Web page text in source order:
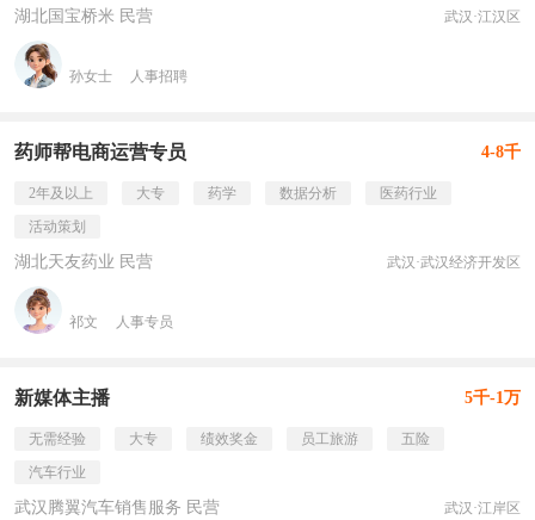
湖北国宝桥米 民营 武汉·江汉区
孙女士 人事招聘
药师帮电商运营专员 4-8千
2年及以上 大专 药学 数据分析
医药行业
活动策划
湖北天友药业 民营 武汉·武汉经济开发区
祁文 人事专员
新媒体主播 5千-1万
无需经验 大专 绩效奖金 员工旅游
五险
汽车行业
武汉腾翼汽车销售服务 民营 武汉·江岸区